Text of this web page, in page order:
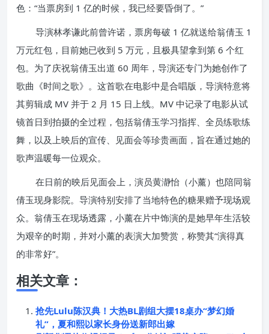
色：“当票房到 1 亿的时候，我已经要昏倒了。”
导演林孝谦此前曾许诺，票房每破 1 亿就送给翁倩玉 1
万元红包，目前她已收到 5 万元，且极具望拿到第 6 个红
包。为了庆祝翁倩玉出道 60 周年，导演还专门为她创作了
歌曲《时间之歌》。这首歌在电影中是合唱版，导演特意将
其剪辑成 MV 并于 2 月 15 日上线。MV 中记录了电影从试
镜首日到拍摄的全过程，包括翁倩玉学习指挥、全员练歌练
舞，以及上映后的宣传、见面会等珍贵画面，旨在通过她的
歌声温暖每一位观众。
在日前的映后见面会上，演员黄瀞怡（小薰）也陪同翁
倩玉现身影院。导演特别安排了当地特色的糖果赠予现场观
众。翁倩玉在现场透露，小薰在片中饰演的是她早年生活较
为艰辛的时期，并对小薰的表演大加赞赏，称赞其“演得真
的非常好”。
相关文章：
抢先Lulu陈汉典！大热BL剧组大摆18桌办“梦幻婚
礼”，夏和熙以家长身份送新郎出嫁